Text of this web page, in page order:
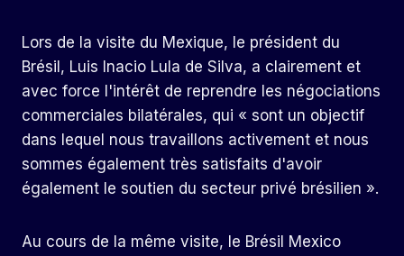
Lors de la visite du Mexique, le président du
Brésil, Luis Inacio Lula de Silva, a clairement et
avec force l'intérêt de reprendre les négociations
commerciales bilatérales, qui « sont un objectif
dans lequel nous travaillons activement et nous
sommes également très satisfaits d'avoir
également le soutien du secteur privé brésilien ».
Au cours de la même visite, le Brésil Mexico